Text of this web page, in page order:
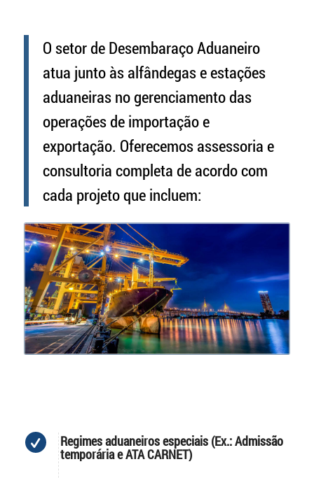
O setor de Desembaraço Aduaneiro
atua junto às alfândegas e estações
aduaneiras no gerenciamento das
operações de importação e
exportação. Oferecemos assessoria e
consultoria completa de acordo com
cada projeto que incluem:
Regimes aduaneiros especiais (Ex.: Admissão
temporária e ATA CARNET)